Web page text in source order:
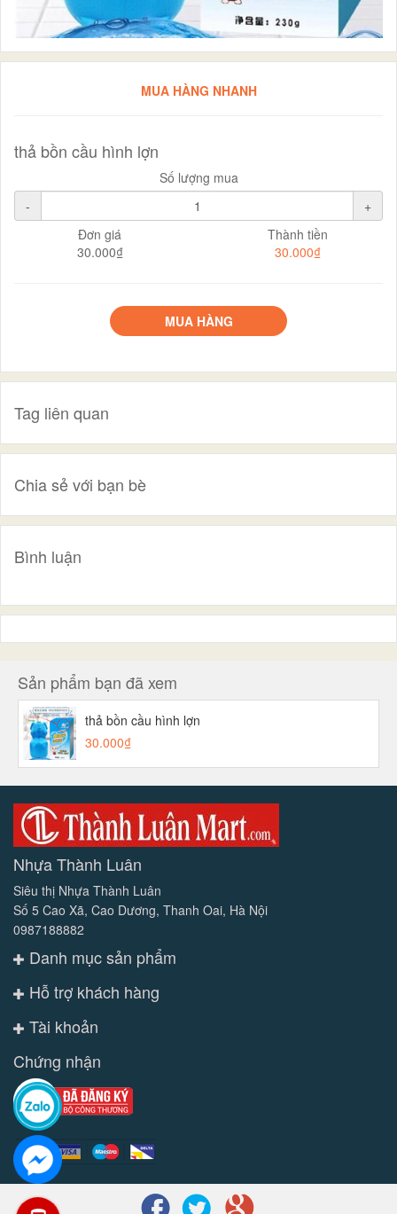
MUA HÀNG NHANH
thả bồn cầu hình lợn
Số lượng mua
-
+
Đơn giá
30.000₫
Thành tiền
30.000₫
MUA HÀNG
Tag liên quan
Chia sẻ với bạn bè
Bình luận
Sản phẩm bạn đã xem
thả bồn cầu hình lợn
30.000₫
Nhựa Thành Luân
Siêu thị Nhựa Thành Luân
Số 5 Cao Xã, Cao Dương, Thanh Oai, Hà Nội
0987188882
Danh mục sản phẩm
Hỗ trợ khách hàng
Tài khoản
Chứng nhận